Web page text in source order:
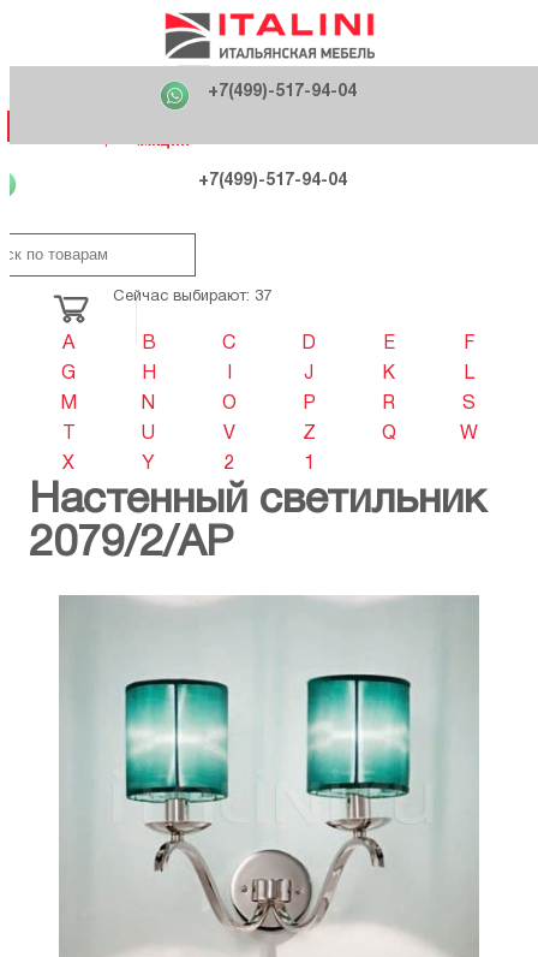
+7(499)-517-94-04
Фабрики
Распродажа
Как купить
О компании
Акция
+7(499)-517-94-04
121170 , г. Москва,
ул. Кутузовский проспект, д. 36 стр.3
+7(499)-517-94-04
Сейчас выбирают: 37
A B C D E
F
G
H J K
L
M
N O P R
S
U V Z Q
W
X
Y 2 1
Настенный светильник
2079/2/AP